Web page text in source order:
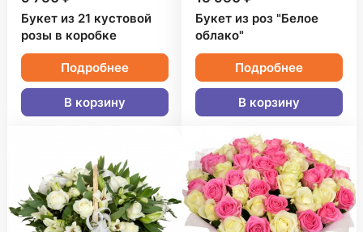
Букет из 21 кустовой
розы в коробке
Подробнее
В корзину
Букет из роз "Белое
облако"
Подробнее
В корзину